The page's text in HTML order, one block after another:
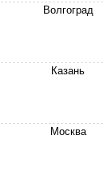
Волгоград
Казань
Москва